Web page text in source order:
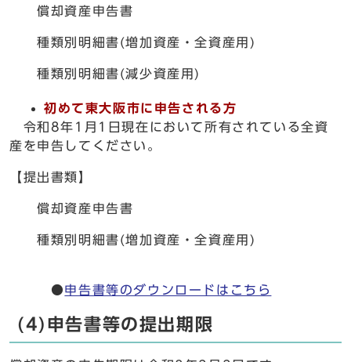
償却資産申告書
種類別明細書(増加資産・全資産用)
種類別明細書(減少資産用)
初めて東大阪市に申告される方
令和8年1月1日現在において所有されている全資
産を申告してください。
【提出書類】
償却資産申告書
種類別明細書(増加資産・全資産用)
●申告書等のダウンロードはこちら
(4)申告書等の提出期限